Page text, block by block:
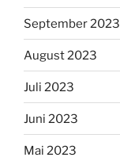
September 2023
August 2023
Juli 2023
Juni 2023
Mai 2023